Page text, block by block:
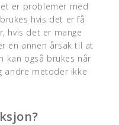
er problemer med
hvis det er få
hvis det er mange
en annen årsak til at
kan også brukes når
andre metoder ikke